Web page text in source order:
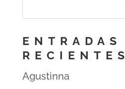
ENTRADAS
RECIENTES
Agustinna